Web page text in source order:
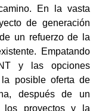
En la vasta
de generación
un refuerzo de la
Empatando
y las opciones
posible oferta de
después de un
los proyectos y la